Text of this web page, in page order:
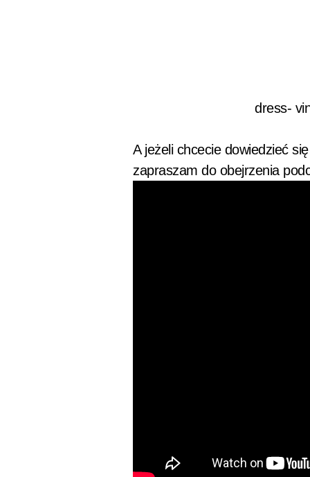
dress-
A jeżeli chcecie dowiedzieć
zapraszam do obejrzenia